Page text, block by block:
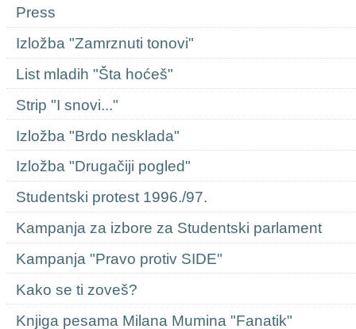
Press
Izložba "Zamrznuti tonovi"
List mladih "Šta hoćeš"
Strip "I snovi..."
Izložba "Brdo nesklada"
Izložba "Drugačiji pogled"
Studentski protest 1996./97.
Kampanja za izbore za Studentski parlament
Kampanja "Pravo protiv SIDE"
Kako se ti zoveš?
Knjiga pesama Milana Mumina "Fanatik"